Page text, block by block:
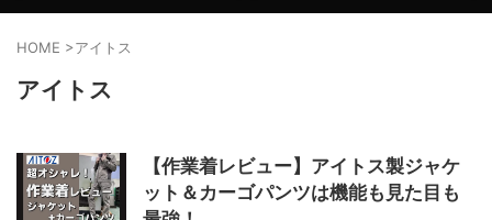
HOME >アイトス
アイトス
【作業着レビュー】アイトス製ジャケ
ット＆カーゴパンツは機能も見た目も